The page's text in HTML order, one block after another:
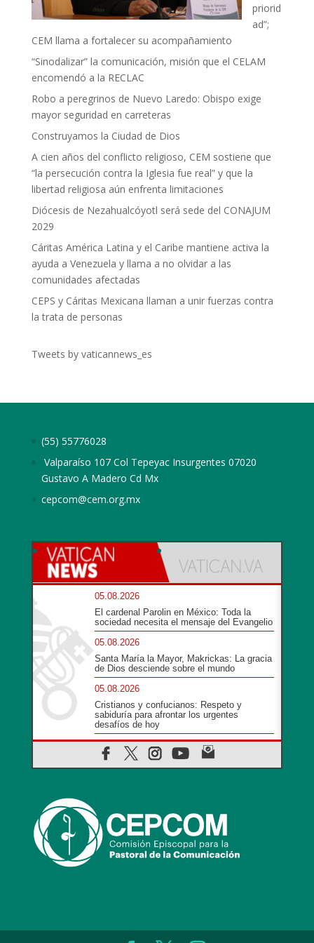
priorid
ad”;
CEM llama a fortalecer su acompañamiento
“Sinodalizar” la comunicación, misión que el CELAM
encomendó a la RECLAC
Robo a peregrinos de Nuevo Laredo: Obispo exige
mayor seguridad en carreteras
Construyamos la Ciudad de Dios
A cien años del conflicto religioso, CEM sostiene que
“la persecución contra la Iglesia fue real” y que la
libertad religiosa aún enfrenta limitaciones
Diócesis de Nezahualcóyotl será sede del CONAJUM
2029
Cáritas América Latina y el Caribe mantiene activa la
ayuda a Venezuela y llama a no olvidar a las
comunidades afectadas
CEPS y Cáritas Mexicana llaman a unir fuerzas contra
la trata de personas
Tweets by vaticannews_es
(55) 55776028
Valparaíso 107 Col Tepeyac Insurgentes 07020
Gustavo A Madero Cd Mx
cepcom@cem.org.mx
05.08.2026
El cardenal Parolin en México: Toda la
sociedad necesita el mensaje del Evangelio
05.08.2026
Santa María la Mayor, Makrickas: La gracia
de Dios desciende sobre el mundo
05.08.2026
Cristianos y confucianos: Respeto y
sabiduría para afrontar los urgentes
desafíos de hoy
05.08.2026
En marcha hacia Asís en nombre de San
Francisco, a la espera de León
dolor, una Iglesia que no se rinde"
05.08.2026
La Fuerza del "Círculo de Héroes" con el
05.08.2026